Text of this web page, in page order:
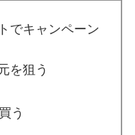
でキャンペーン
を狙う
う